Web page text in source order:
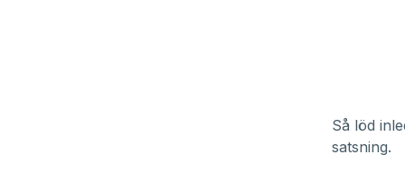
Så löd
satsning.